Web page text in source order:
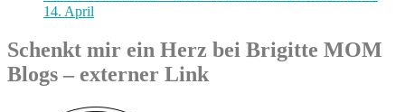
14. April
Schenkt mir ein Herz bei Brigitte MOM
Blogs – externer Link